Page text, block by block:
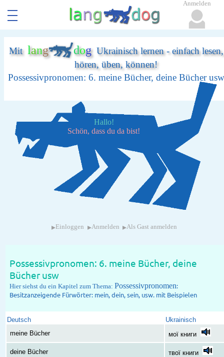
Mit lang dogUkrainisch lernen - einfach lesen,
hören, üben, können!
Possessivpronomen: 6. meine Bücher, deine Bücher usw
Hallo!
Schön, dass du da bist!
▸ Einloggen ▸Anmelden ▸Als Gast anmelden
Possessivpronomen: 6. meine Bücher, deine
Bücher usw
Hier siehst du ein Kapitel zum Thema: Possessivpronomen:
Besitzanzeigende Fürwörter: mein, dein, sein, usw. mit Beispielen
Deutsch
Ukrainisch
meine Bücher
мої книги
deine Bücher твої книги
Anmelden